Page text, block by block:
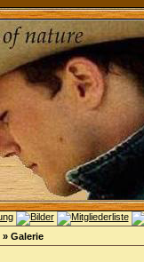
» Galerie